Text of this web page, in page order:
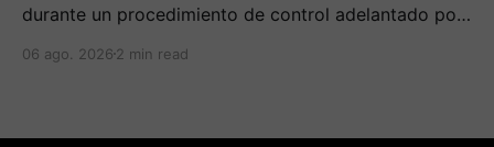
durante un procedimiento de control adelantado por
06 ago. 2026 2 min read